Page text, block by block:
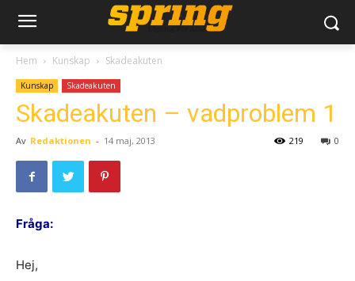
Hem Kunskap Skadeakuten
Kunskap Skadeakuten
Skadeakuten – vadproblem 1
Av Redaktionen - 14 maj, 2013 0
219
Fråga:
Hej,